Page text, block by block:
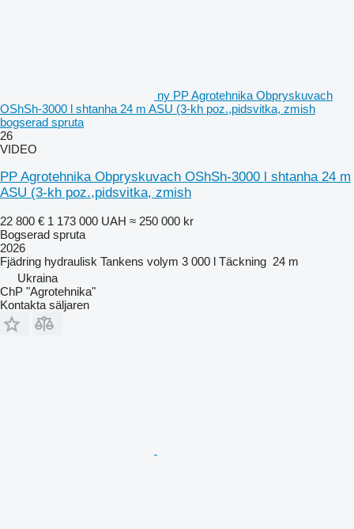
ny PP Agrotehnika Obpryskuvach
OShSh-3000 l shtanha 24 m ASU (3-kh poz.,pidsvitka, zmish
bogserad spruta
26
VIDEO
PP Agrotehnika Obpryskuvach OShSh-3000 l shtanha 24 m
ASU (3-kh poz.,pidsvitka, zmish
22 800 € 1 173 000 UAH ≈ 250 000 kr
Bogserad spruta
2026
Fjädring hydraulisk Tankens volym 3 000 l Täckning 24 m
Ukraina
ChP "Agrotehnika"
Kontakta säljaren